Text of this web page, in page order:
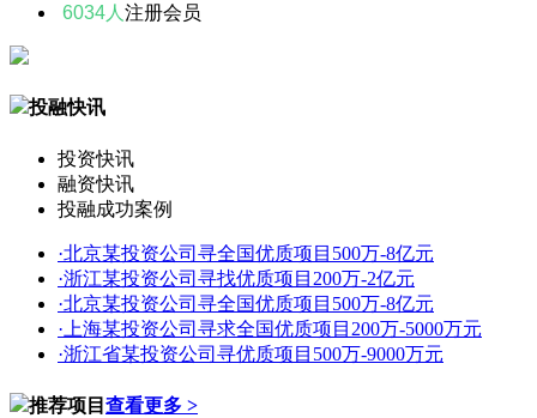
6034人 注册会员
投融快讯
投资快讯
融资快讯
投融成功案例
·北京某投资公司寻全国优质项目500万-8亿元
·浙江某投资公司寻找优质项目200万-2亿元
·北京某投资公司寻全国优质项目500万-8亿元
· 上海某投资公司寻求全国优质项目200万-5000万元
·浙江省某投资公司寻优质项目500万-9000万元
推荐项目 查看更多 >